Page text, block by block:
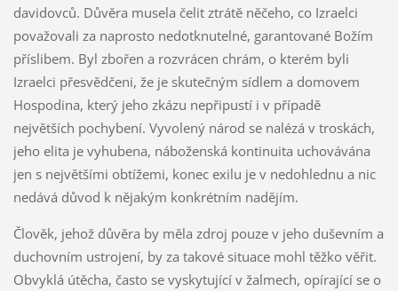
davidovců. Důvěra musela čelit ztrátě něčeho, co Izraelci
považovali za naprosto nedotknutelné, garantované Božím
příslibem. Byl zbořen a rozvrácen chrám, o kterém byli
Izraelci přesvědčeni, že je skutečným sídlem a domovem
Hospodina, který jeho zkázu nepřipustí i v případě
největších pochybení. Vyvolený národ se nalézá v troskách,
jeho elita je vyhubena, náboženská kontinuita uchovávána
jen s největšími obtížemi, konec exilu je v nedohlednu a nic
nedává důvod k nějakým konkrétním nadějím.
Člověk, jehož důvěra by měla zdroj pouze v jeho duševním a
duchovním ustrojení, by za takové situace mohl těžko věřit.
Obvyklá útěcha, často se vyskytující v žalmech, opírající se o